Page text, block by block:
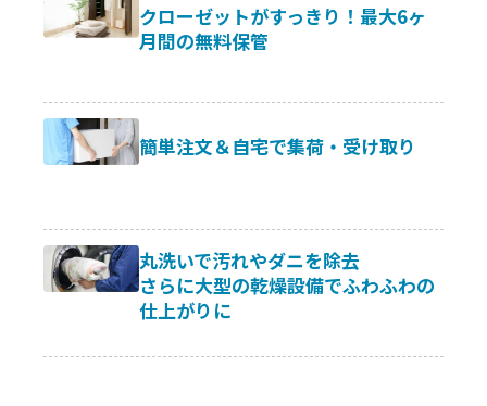
クローゼットがすっきり！ 最大6ヶ
月間の無料保管
簡単注文＆自宅で集荷・受け取り
丸洗いで汚れやダニを除去
さらに大型の乾燥設備でふわふわの
仕上がりに